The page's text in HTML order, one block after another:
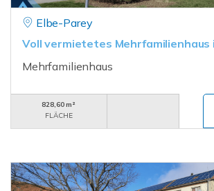
Elbe-Parey
Voll vermietetes Mehrfamilienhaus
Mehrfamilienhaus
828,60 m²
FLÄCHE